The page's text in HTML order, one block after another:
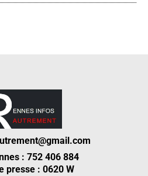
: 752 406 884
presse : 0620 W